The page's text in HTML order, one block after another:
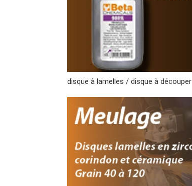
disque à lamelles / disque à découper